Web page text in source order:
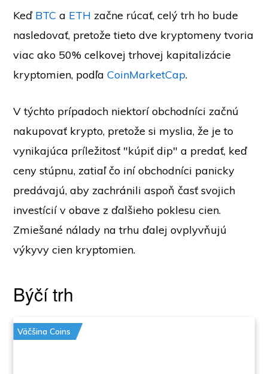
Keď BTC a ETH začne rúcať, celý trh ho bude
nasledovať, pretože tieto dve kryptomeny tvoria
viac ako 50% celkovej trhovej kapitalizácie
kryptomien, podľaCoinMarketCap.
V týchto prípadoch niektorí obchodníci začnú
nakupovať krypto, pretože si myslia, že je to
vynikajúca príležitosť "kúpiť dip" a predať, keď
ceny stúpnu, zatiaľ čo iní obchodníci panicky
predávajú, aby zachránili aspoň časť svojich
investícií v obave z ďalšieho poklesu cien.
Zmiešané nálady na trhu ďalej ovplyvňujú
výkyvy cien kryptomien.
Býčí trh
Väčšina Coins